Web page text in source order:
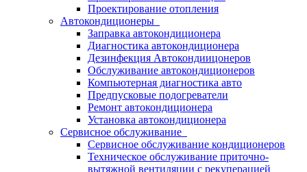
Проектирование отопления
Автокондиционеры
Заправка автокондиционера
Диагностика автокондиционера
Дезинфекция Автокондиицонеров
Обслуживание автокондиционеров
Компьютерная диагностика авто
Предпусковые подогреватели
Ремонт автокондиционера
Установка автокондиционера
Сервисное обслуживание
Сервисное обслуживание кондиционеров
Техническое обслуживание приточно-
вытяжной вентиляции с рекуперацией